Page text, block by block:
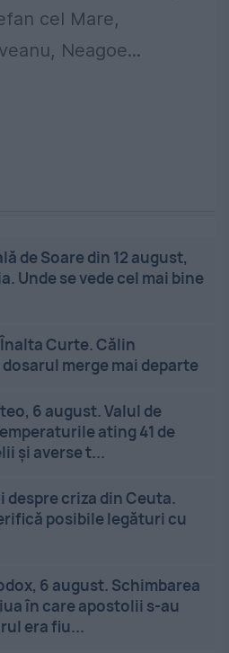
cel Mare,
Neagoe...
de Soare din 12 august,
Unde se vede cel mai bine
Curte. Călin
merge mai departe
6 august. Valul de
ating 41 de
și averse t...
criza din Ceuta.
posibile legături cu
6 august. Schimbarea
în care apostolii s-au
era fiu...